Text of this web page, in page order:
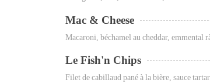
Mac & Cheese
Macaroni, béchamel au cheddar, emmental
Le Fish'n Chips
Filet de cabillaud pané à la bière, sauce